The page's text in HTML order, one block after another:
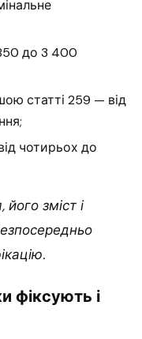
до 3 400
статті 259 — від
чотирьох до
зміст і
фіксують і